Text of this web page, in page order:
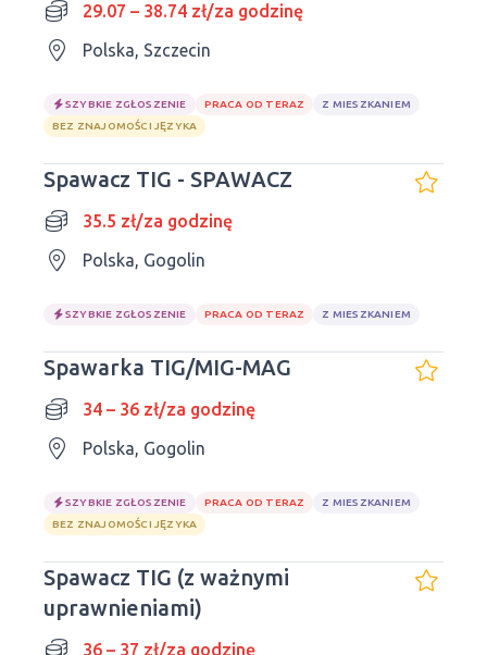
29.07 – 38.74 zł/za godzinę
Polska, Szczecin
SZYBKIE ZGŁOSZENIE PRACA OD TERAZ
Z MIESZKANIEM
BEZ ZNAJOMOŚCI JĘZYKA
Spawacz TIG - SPAWACZ
35.5 zł/za godzinę
Polska, Gogolin
SZYBKIE ZGŁOSZENIE PRACA OD TERAZ Z MIESZKANIEM
Spawarka TIG/MIG-MAG
34 – 36 zł/za godzinę
Polska, Gogolin
SZYBKIE ZGŁOSZENIE PRACA OD TERAZ
Z MIESZKANIEM
BEZ ZNAJOMOŚCI JĘZYKA
Spawacz TIG (z ważnymi
uprawnieniami)
36 – 37 zł/za godzinę